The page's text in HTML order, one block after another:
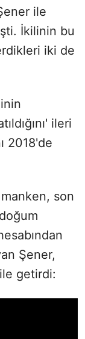
ile
İkilinin bu
iki de
ileri
2018'de
son
Şener,
getirdi: